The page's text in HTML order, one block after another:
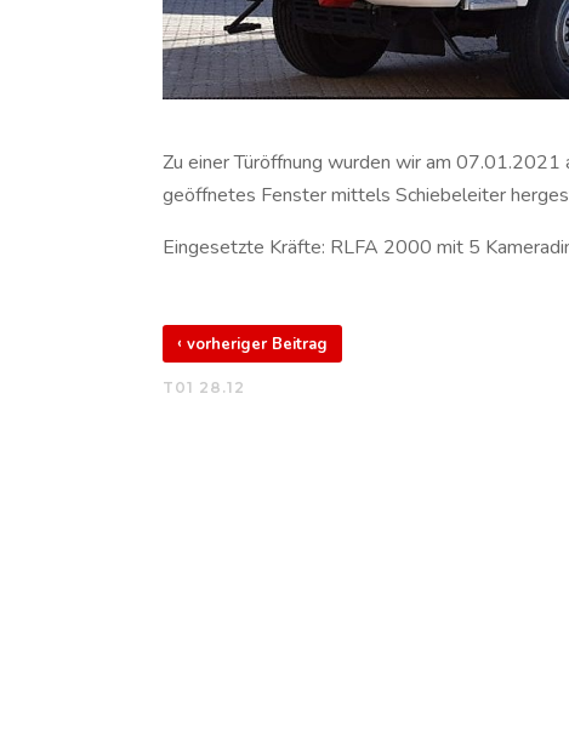
Zu einer Türöffnung wurden wir am
geöffnetes Fenster mittels Schiebeleiter
Eingesetzte Kräfte: RLFA 2000 mit 5
‹ vorheriger Beitrag
T01 28.12